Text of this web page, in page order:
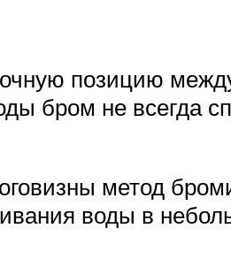
позицию
бром не всегда
метод
воды в